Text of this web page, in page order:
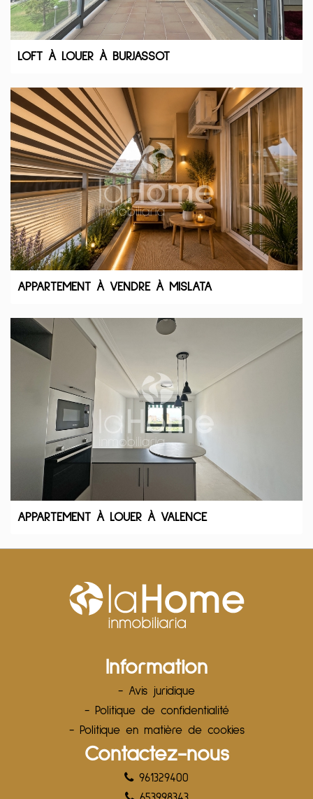
LOFT À LOUER À BURJASSOT
APPARTEMENT À VENDRE À MISLATA
APPARTEMENT À LOUER À VALENCE
Information
- Avis juridique
- Politique de confidentialité
- Politique en matière de cookies
Contactez-nous
961329400